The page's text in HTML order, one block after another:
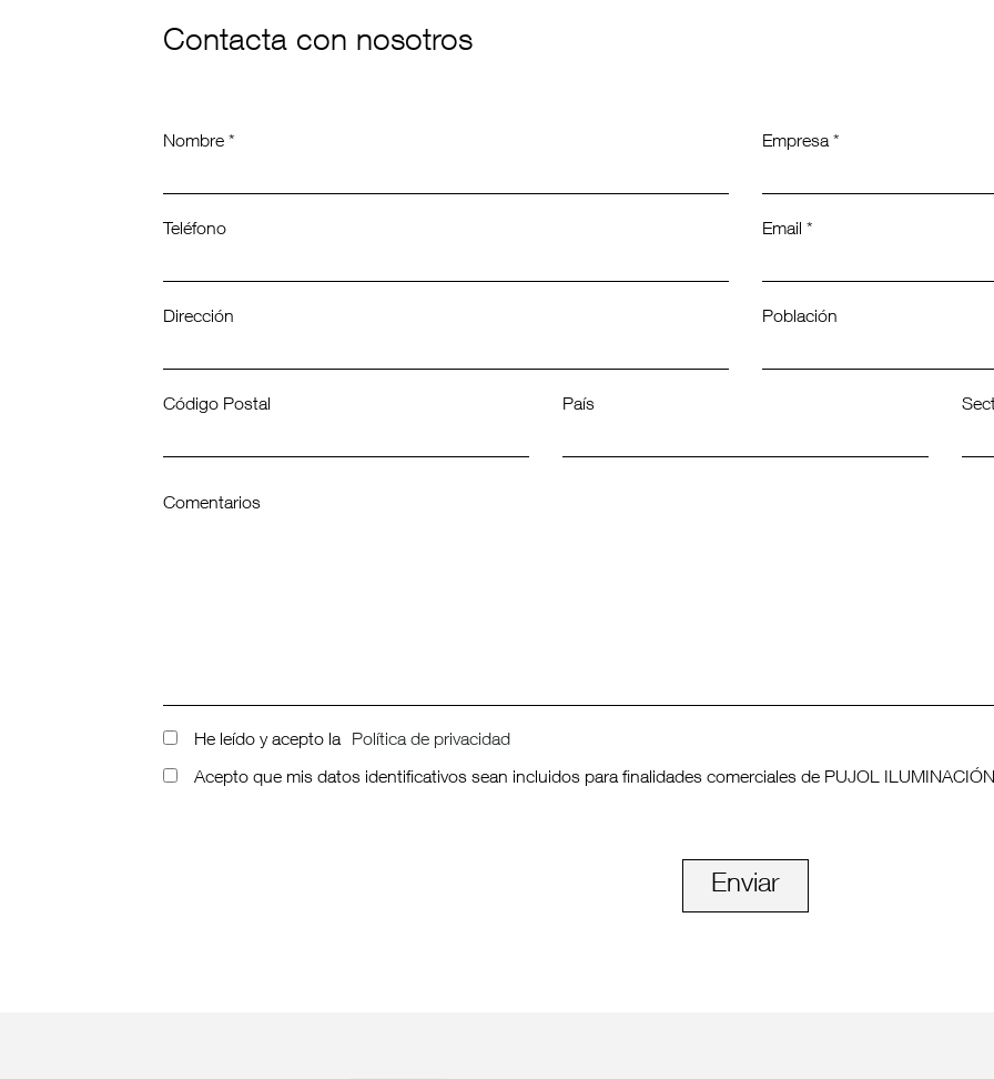
Contacta con nosotros
Nombre * Empresa *
Teléfono Email *
Dirección Población
Código Postal País
Comentarios
He leído y acepto la
Política de privacidad
Acepto que mis datos identificativos sean incluidos para finalidades comerciales de PUJOL
Enviar